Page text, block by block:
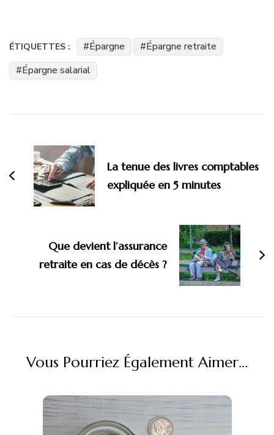
ÉTIQUETTES : Épargne
Épargne retraite
Épargne salarial
d'article
La tenue des livres comptables
expliquée en 5 minutes
Que devient l’assurance
retraite en cas de décès ?
Vous Pourriez Également Aimer...